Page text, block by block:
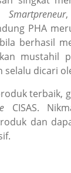
Smartpreneur,
PHA
berhasil
mustahil
selalu dicari
terbaik,
CISAS.
dan